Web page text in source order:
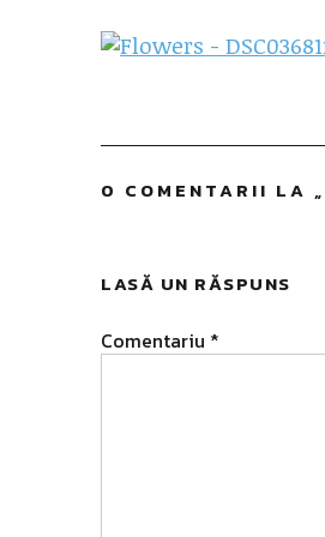
0 COMENTARII LA „
LASĂ UN RĂSPUNS
Comentariu *